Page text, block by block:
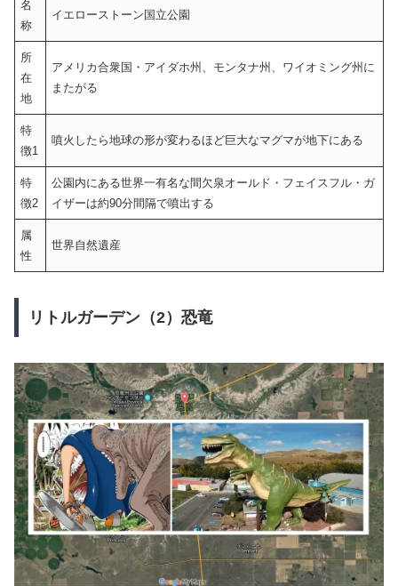
名
称
イエローストーン国立公園
所
在
地
アメリカ合衆国・アイダホ州、モンタナ州、ワイオミング州に
またがる
特
徴1
噴火したら地球の形が変わるほど巨大なマグマが地下にある
特
徴2
公園内にある世界一有名な間欠泉オールド・フェイスフル・ガ
イザーは約90分間隔で噴出する
属
性
世界自然遺産
リトルガーデン（2）恐竜